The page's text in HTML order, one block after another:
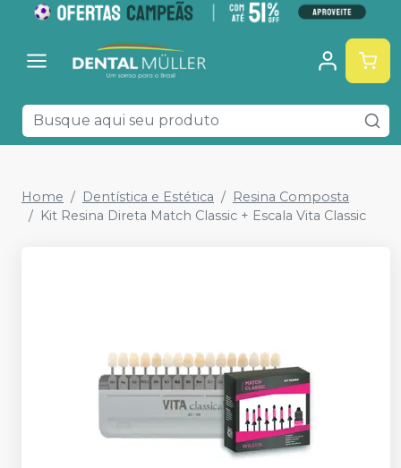
Home Dentística e Estética
Resina Composta
Kit Resina Direta Match Classic + Escala Vita Classic